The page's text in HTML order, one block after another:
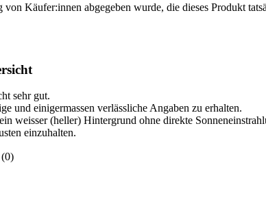
Käufer:innen abgegeben wurde, die dieses Produkt
sehr gut.
und einigermassen verlässliche Angaben zu erhalten.
weisser (heller) Hintergrund ohne direkte
einzuhalten.
(0)